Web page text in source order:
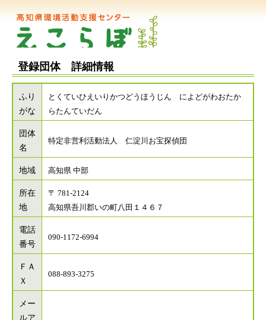
登録団体 詳細情報
ふり
がな
とくていひえいりかつどうほうじん によどがわおたか
らたんていだん
団体
名
特定非営利活動法人 仁淀川お宝探偵団
地域 高知県 中部
所在
地
〒 781-2124
高知県吾川郡いの町八田１４６７
電話
番号
090-1172-6994
ＦＡ
Ｘ
088-893-3275
メー
ルア